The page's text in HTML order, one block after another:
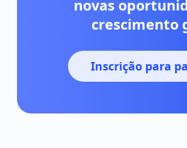
novas
crescimento
Inscrição para